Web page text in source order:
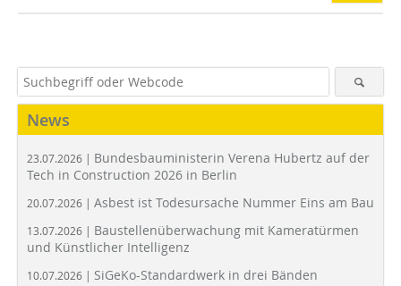
News
23.07.2026 | Bundesbauministerin Verena Hubertz auf der
Tech in Construction 2026 in Berlin
20.07.2026 | Asbest ist Todesursache Nummer Eins am Bau
13.07.2026 | Baustellenüberwachung mit Kameratürmen
und Künstlicher Intelligenz
10.07.2026 | SiGeKo-Standardwerk in drei Bänden